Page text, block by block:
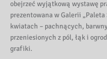
obejrzeć wyjątkową wystawę
prezentowana w Galerii
kwiatach – pachnących,
przeniesionych z pól, łąk i
grafiki.